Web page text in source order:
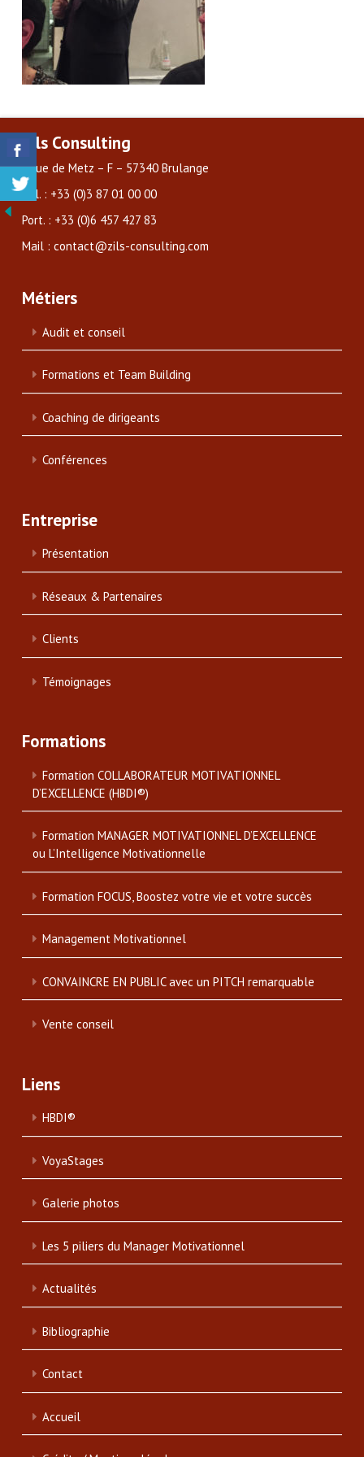
Zils Consulting
3 rue de Metz – F – 57340 Brulange
Tél. : +33 (0)3 87 01 00 00
Port. : +33 (0)6 457 427 83
Mail : contact@zils-consulting.com
Métiers
Audit et conseil
Formations et Team Building
Coaching de dirigeants
Conférences
Entreprise
Présentation
Réseaux & Partenaires
Clients
Témoignages
Formations
Formation COLLABORATEUR MOTIVATIONNEL
D’EXCELLENCE (HBDI®)
Formation MANAGER MOTIVATIONNEL D’EXCELLENCE
ou L’Intelligence Motivationnelle
Formation FOCUS, Boostez votre vie et votre succès
Management Motivationnel
CONVAINCRE EN PUBLIC avec un PITCH remarquable
Vente conseil
Liens
HBDI®
VoyaStages
Galerie photos
Les 5 piliers du Manager Motivationnel
Actualités
Bibliographie
Contact
Accueil